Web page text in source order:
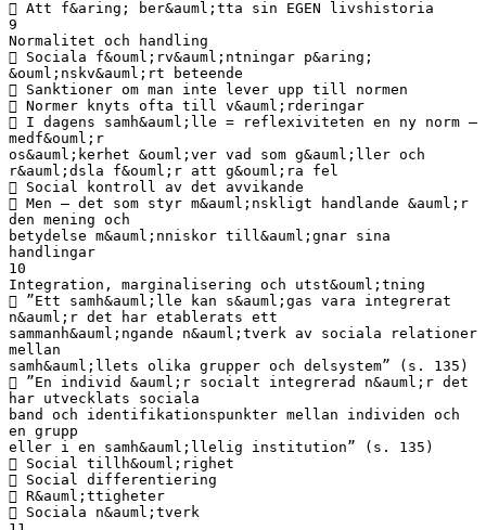
 Att f&aring; ber&auml;tta sin EGEN livshistoria
9
Normalitet och handling
 Sociala f&ouml;rv&auml;ntningar p&aring;
&ouml;nskv&auml;rt beteende
 Sanktioner om man inte lever upp till normen
 Normer knyts ofta till v&auml;rderingar
 I dagens samh&auml;lle = reflexiviteten en ny norm –
medf&ouml;r
os&auml;kerhet &ouml;ver vad som g&auml;ller och
r&auml;dsla f&ouml;r att g&ouml;ra fel
 Social kontroll av det avvikande
 Men – det som styr m&auml;nskligt handlande &auml;r
den mening och
betydelse m&auml;nniskor till&auml;gnar sina
handlingar
10
Integration, marginalisering och utst&ouml;tning
 ”Ett samh&auml;lle kan s&auml;gas vara integrerat
n&auml;r det har etablerats ett
sammanh&auml;ngande n&auml;tverk av sociala relationer
mellan
samh&auml;llets olika grupper och delsystem” (s. 135)
 ”En individ &auml;r socialt integrerad n&auml;r det
har utvecklats sociala
band och identifikationspunkter mellan individen och
en grupp
eller i en samh&auml;llelig institution” (s. 135)
 Social tillh&ouml;righet
 Social differentiering
 R&auml;ttigheter
 Sociala n&auml;tverk